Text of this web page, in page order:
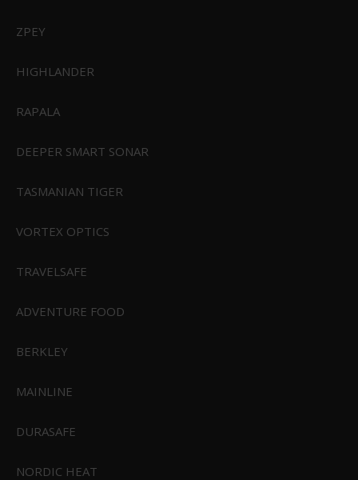
Feuerhand Lantern Coaster
99,95 DKK
ZPEY
HIGHLANDER
RAPALA
DEEPER SMART SONAR
TASMANIAN TIGER
VORTEX OPTICS
TRAVELSAFE
ADVENTURE FOOD
BERKLEY
MAINLINE
DURASAFE
NORDIC HEAT